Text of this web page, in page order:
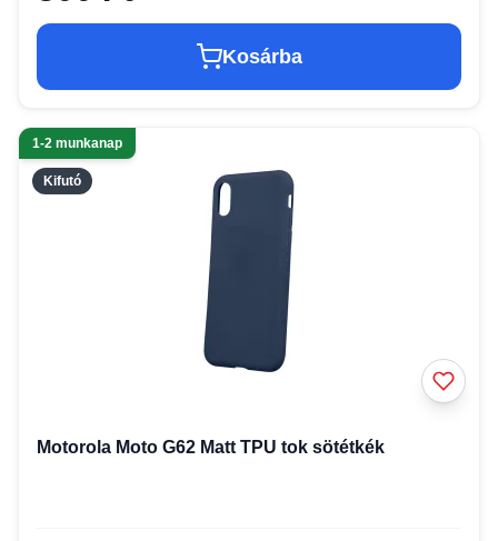
Kosárba
Kifutó
1-2 munkanap
Motorola Moto G62 Matt TPU tok sötétkék